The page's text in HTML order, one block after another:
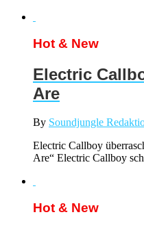
Hot & New
Electric
Are
By Soundjungle
Electric Callboy
Are“ Electric Callboy
Hot & New